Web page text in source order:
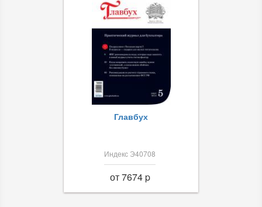
Главбух
Индекс Э40708
от 7674 p